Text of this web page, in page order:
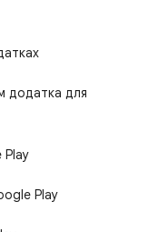
додатка для
Play
Play